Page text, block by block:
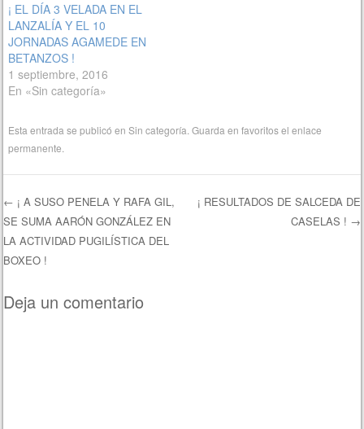
¡ EL DÍA 3 VELADA EN EL
LANZALÍA Y EL 10
JORNADAS AGAMEDE EN
BETANZOS !
1 septiembre, 2016
En «Sin categoría»
Esta entrada se publicó enSin categoría . Guarda en favoritos elenlace
permanente
Navegación de entradas
← ¡ A SUSO PENELA Y RAFA GIL,
SE SUMA AARÓN GONZÁLEZ EN
LA ACTIVIDAD PUGILÍSTICA DEL
BOXEO !
¡ RESULTADOS DE SALCEDA DE
CASELAS ! →
Deja un comentario